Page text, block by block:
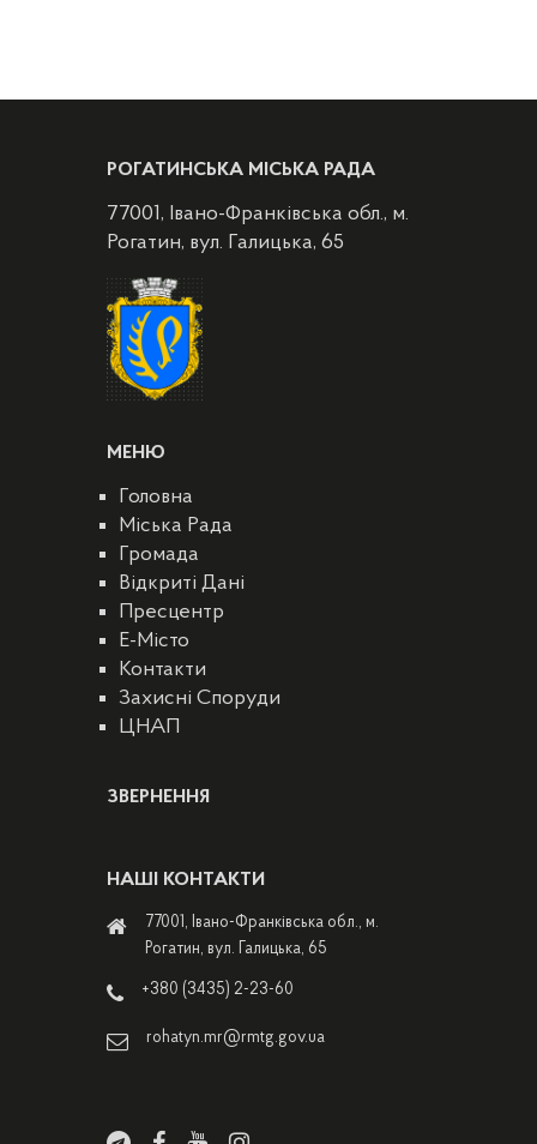
РОГАТИНСЬКА МІСЬКА РАДА
77001, Івано-Франківська обл., м.
Рогатин, вул. Галицька, 65
МЕНЮ
Головна
Міська Рада
Громада
Відкриті Дані
Пресцентр
E-Місто
Контакти
Захисні Споруди
ЦНАП
ЗВЕРНЕННЯ
НАШІ КОНТАКТИ
77001, Івано-Франківська обл., м.
Рогатин, вул. Галицька, 65
+380 (3435) 2-23-60
rohatyn.mr@rmtg.gov.ua